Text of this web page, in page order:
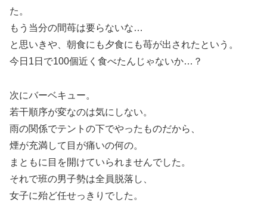
た。
もう当分の間苺は要らないな…
と思いきや、朝食にも夕食にも苺が出されたという。
今日1日で100個近く食べたんじゃないか…？
次にバーベキュー。
若干順序が変なのは気にしない。
雨の関係でテントの下でやったものだから、
煙が充満して目が痛いの何の。
まともに目を開けていられませんでした。
それで班の男子勢は全員脱落し、
女子に殆ど任せっきりでした。